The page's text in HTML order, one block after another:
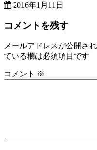
2016年1月11日
コメントを残す
メールアドレスが公開さ
ている欄は必須項目です
コメント ※